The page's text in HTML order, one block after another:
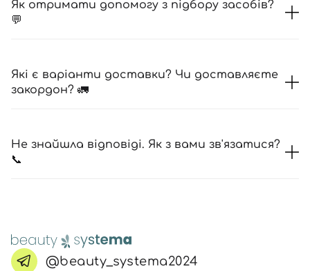
Як отримати допомогу з підбору засобів?
💬
Які є варіанти доставки? Чи доставляєте
закордон? 🚛
Не знайшла відповіді. Як з вами зв'язатися?
📞
@beauty_systema2024